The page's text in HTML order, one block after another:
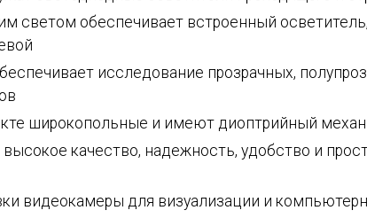
светом обеспечивает встроенный
исследование прозрачных,
широкопольные и имеют диоптрийный
качество, надежность, удобство и
видеокамеры для визуализации и